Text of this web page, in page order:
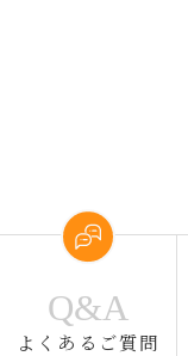
Q&A
よくあるご質問